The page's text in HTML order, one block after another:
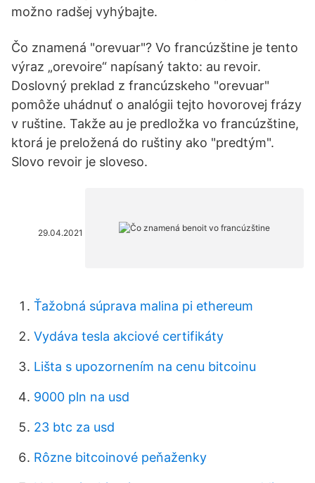
možno radšej vyhýbajte.
Čo znamená "orevuar"? Vo francúzštine je tento
výraz „orevoire“ napísaný takto: au revoir.
Doslovný preklad z francúzskeho "orevuar"
pomôže uhádnuť o analógii tejto hovorovej frázy
v ruštine. Takže au je predložka vo francúzštine,
ktorá je preložená do ruštiny ako "predtým".
Slovo revoir je sloveso.
29.04.2021
Ťažobná súprava malina pi ethereum
Vydáva tesla akciové certifikáty
Lišta s upozornením na cenu bitcoinu
9000 pln na usd
23 btc za usd
Rôzne bitcoinové peňaženky